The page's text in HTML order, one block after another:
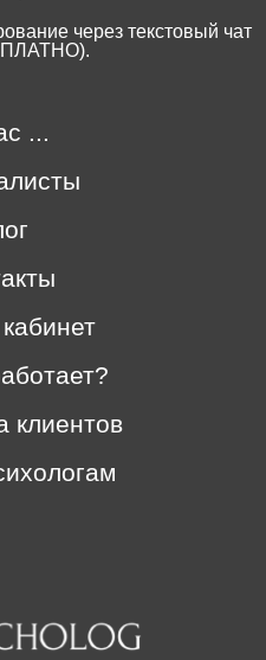
через текстовый чат
...
клиентов